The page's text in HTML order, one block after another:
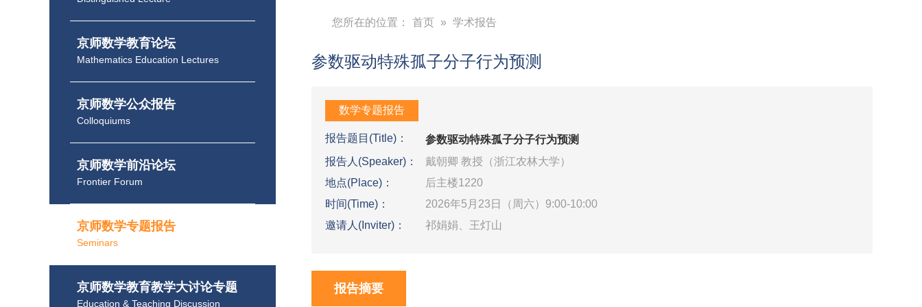
京师数学教育论坛
Mathematics Education Lectures
京师数学公众报告
Colloquiums
京师数学前沿论坛
Frontier Forum
京师数学专题报告
Seminars
京师数学教育教学大讨论专题
Education & Teaching Discussion
您所在的位置： 首页 » 学术报告
参数驱动特殊孤子分子行为预测
数学专题报告
报告题目(Title)：
参数驱动特殊孤子分子行为预测
报告人(Speaker)：
戴朝卿 教授（浙江农林大学）
地点(Place)：
后主楼1220
时间(Time)：
2026年5月23日（周六）9:00-10:00
邀请人(Inviter)：
祁娟娟、王灯山
报告摘要